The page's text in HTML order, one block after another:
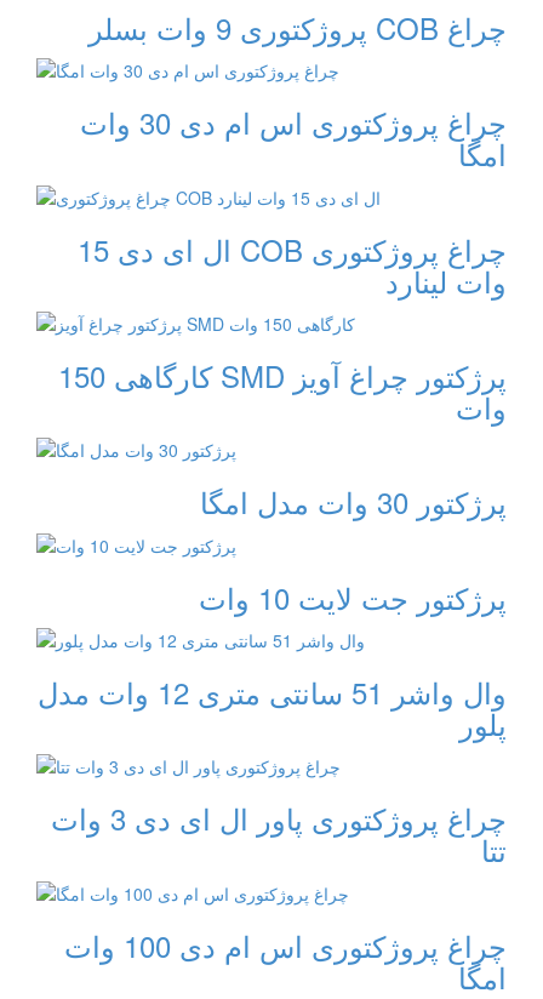
چراغ COB پروژکتوری 9 وات بسلر
چراغ پروژکتوری اس ام دی 30 وات
امگا
چراغ پروژکتوری COB ال ای دی 15
وات لینارد
پرژکتور چراغ آویز SMD کارگاهی 150
وات
پرژکتور 30 وات مدل امگا
پرژکتور جت لایت 10 وات
وال واشر 51 سانتی متری 12 وات مدل
پلور
چراغ پروژکتوری پاور ال ای دی 3 وات
تتا
چراغ پروژکتوری اس ام دی 100 وات
امگا